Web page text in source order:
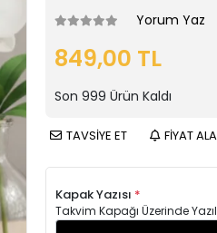
Yorum Yaz
849,00 TL
Son 999 Ürün Kaldı
TAVSİYE ET FİYAT
Kapak Yazısı *
Takvim Kapağı Üzerinde